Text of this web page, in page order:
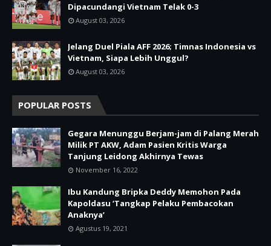
Dipacundangi Vietnam Telak 0-3
August 03, 2026
Jelang Duel Piala AFF 2026; Timnas Indonesia vs
Vietnam, Siapa Lebih Unggul?
August 03, 2026
POPULAR POSTS
Gegara Menunggu Berjam-jam di Palang Merah
Milik PT AKW, Adam Pasien Kritis Warga
Tanjung Leidong Akhirnya Tewas
November 16, 2022
Ibu Kandung Bripka Deddy Memohon Pada
Kapoldasu ‘Tangkap Pelaku Pembacokan
Anaknya’
Agustus 19, 2021